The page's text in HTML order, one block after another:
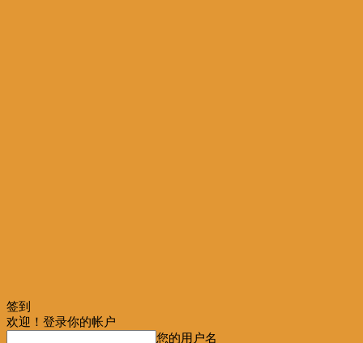
签到
欢迎！登录你的帐户
您的用户名